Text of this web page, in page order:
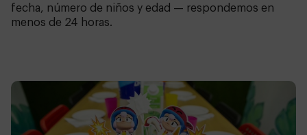
fecha, número de niños y edad — respondemos en
menos de 24 horas.